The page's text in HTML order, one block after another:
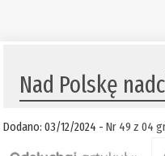
Nad Polskę
Dodano: 03/12/2024 -Nr 49 z 04